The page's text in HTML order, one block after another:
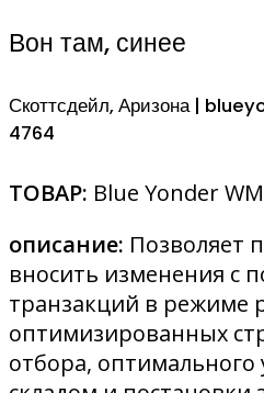
Вон там, синее
Скоттсдейл, Аризона |
4764
ТОВАР: Blue Yonder
описание: Позволяет
вносить изменения с
транзакций в режиме
оптимизированных
отбора, оптимального